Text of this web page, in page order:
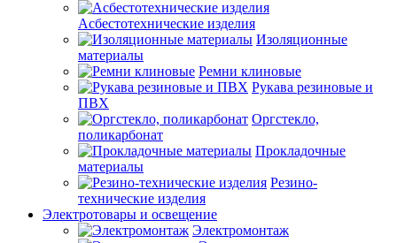
Асбестотехнические изделия
Изоляционные
материалы
Ремни клиновые
Рукава резиновые и
ПВХ
Оргстекло,
поликарбонат
Прокладочные
материалы
Резино-
технические изделия
Электротовары и освещение
Электромонтаж